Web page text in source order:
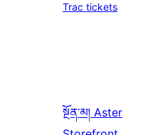
Trac tickets
སྔོན་མ། Aster